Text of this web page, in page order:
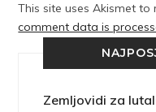
This site uses Akismet
comment data is
Zemljovidi za